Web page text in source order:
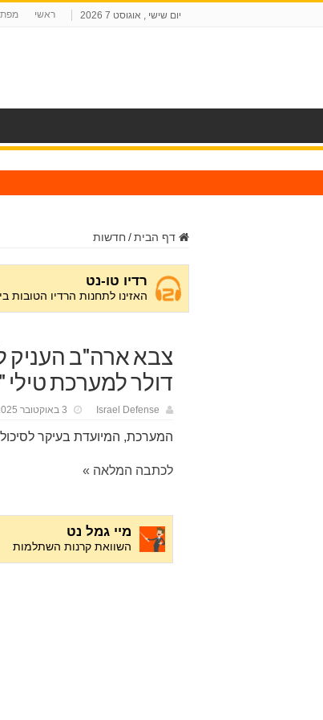
יום שישי , אוגוסט 7 2026 ראשי
דף הבית/ חדשות
דולר למערכת טילי
Israel Defense 3 באוקטובר 2025
המערכת, המיועדת בעיקר
לכתבה המלאה »